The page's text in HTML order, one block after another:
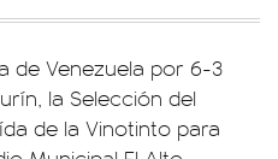
de Venezuela por 6-3
la Selección del
de la Vinotinto para